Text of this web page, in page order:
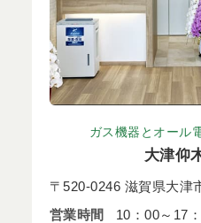
ガス機器とオール
大津仰
〒520-0246 滋賀県大津
営業時間
10：00～17